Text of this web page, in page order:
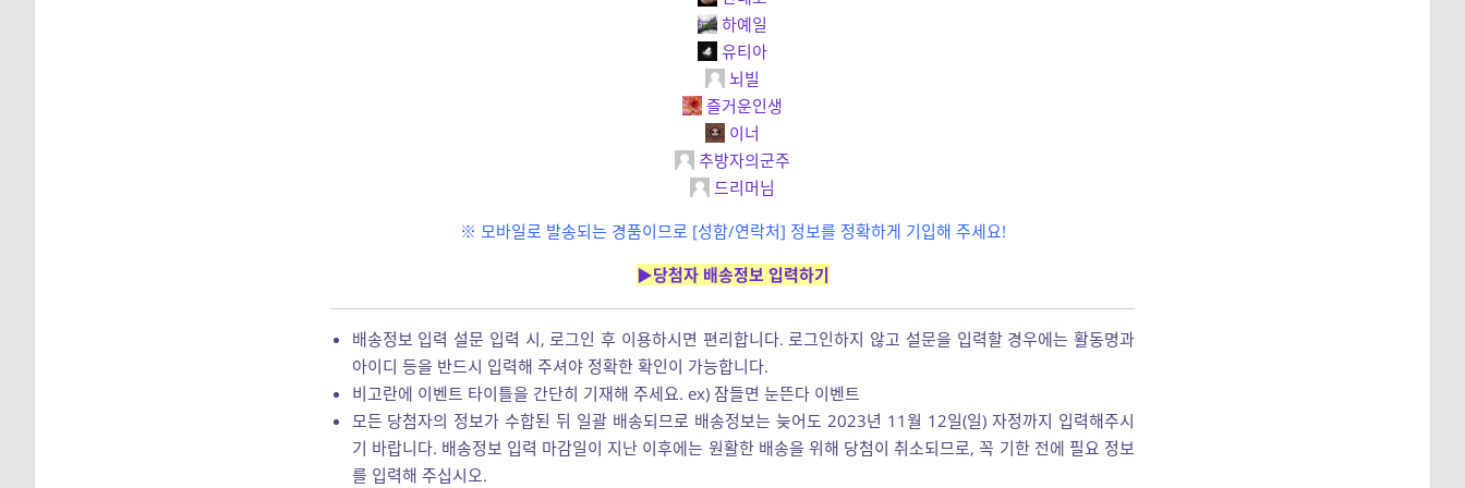
하예일
유티아
뇌빌
즐거운인생
이너
추방자의군주
드리머님
※ 모바일로 발송되는 경품이므로 [성함/연락처] 정보를 정확하게 기입해 주세요!
▶당첨자 배송정보 입력하기
배송정보 입력 설문 입력 시, 로그인 후 이용하시면 편리합니다. 로그인하지 않고 설문을 입력할 경우에는 활동명과
아이디 등을 반드시 입력해 주셔야 정확한 확인이 가능합니다.
비고란에 이벤트 타이틀을 간단히 기재해 주세요. ex) 잠들면 눈뜬다 이벤트
모든 당첨자의 정보가 수합된 뒤 일괄 배송되므로 배송정보는 늦어도 2023년 11월 12일(일) 자정까지 입력해주시
기 바랍니다. 배송정보 입력 마감일이 지난 이후에는 원활한 배송을 위해 당첨이 취소되므로, 꼭 기한 전에 필요 정보
를 입력해 주십시오.